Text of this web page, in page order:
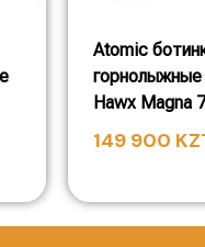
Atomic
Hawx Magna
149 900